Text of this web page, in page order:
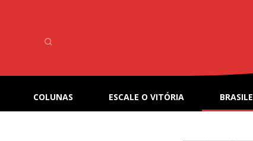
COLUNAS ESCALE O VITÓRIA